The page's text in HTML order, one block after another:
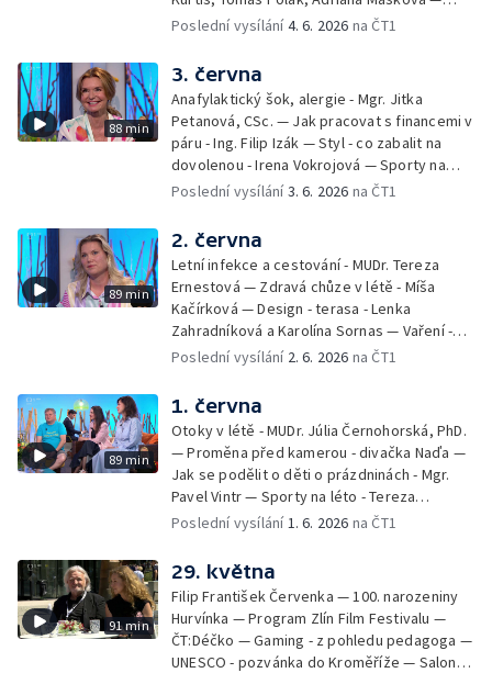
Debbie — Dětský čin roku — Zooterapie -
Jírová — Patrik Eliáš — Sladké recepty na
léto - Míša Sedláčková
Poslední vysílání4. 6. 2026 na ČT1
88 min
3. června
Anafylaktický šok, alergie - Mgr. Jitka
Petanová, CSc. — Jak pracovat s financemi v
páru - Ing. Filip Izák — Styl - co zabalit na
dovolenou - Irena Vokrojová — Sporty na
léto - paddleboard — Alžběta Jungrová —
Heřmánková, Zdeněk Žák, Josef Vrána
Poslední vysílání3. 6. 2026 na ČT1
89 min
2. června
Letní infekce a cestování - MUDr. Tereza
Ernestová — Zdravá chůze v létě - Míša
Kačírková — Design - terasa - Lenka
Zahradníková a Karolína Sornas — Vaření -
jahody - Simona Machurová — Letní sporty -
— Batohy do školy i na prázdniny - Mirka
Belhová — Pramen - Ivan Ostrochovský
Poslední vysílání 2. 6. 2026 na ČT1
89 min
1. června
Otoky v létě - MUDr. Júlia Černohorská, PhD.
— Proměna před kamerou - divačka Naďa —
Jak se podělit o děti o prázdninách - Mgr.
Pavel Vintr — Sporty na léto - Tereza
Michalová — Černé ovce — Změny v
v Českém ráji - Tomáš Jeřábek, Magdalena
Borová, Eva Váchová
Poslední vysílání1. 6. 2026 na ČT1
91 min
29. května
Filip František Červenka — 100. narozeniny
Hurvínka — Program Zlín Film Festivalu —
ČT:Déčko — Gaming - z pohledu pedagoga —
UNESCO - pozvánka do Kroměříže — Salon